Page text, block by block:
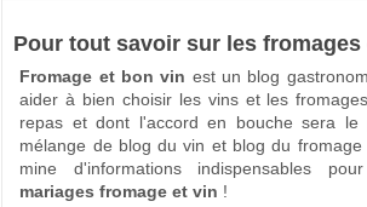
Pour tout savoir sur les fromages
Fromage et bon vin est un blog
aider à bien choisir les vins et les
repas et dont l'accord en bouche sera le
mélange de blog du vin et blog du
mine d'informations indispensables
mariages fromage et vin !